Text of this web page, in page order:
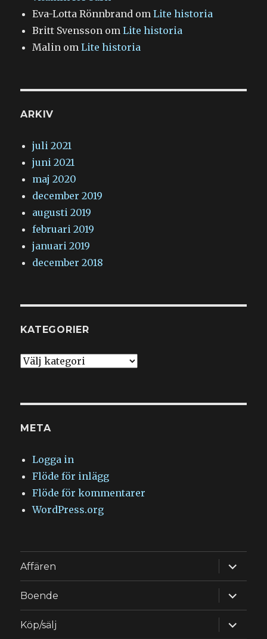
Eva-Lotta Rönnbrand omLite historia
Britt Svensson omLite historia
Malin omLite historia
ARKIV
juli 2021
juni 2021
maj 2020
december 2019
augusti 2019
februari 2019
januari 2019
december 2018
KATEGORIER
Kategorier
META
Logga in
Flöde för inlägg
Flöde för kommentarer
WordPress.org
Affären
Boende
Köp/sälj